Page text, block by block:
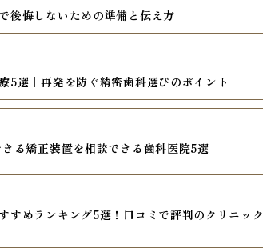
後悔しないための準備と伝え方
5選｜再発を防ぐ精密歯科選びのポイント
る矯正装置を相談できる歯科医院5選
すめランキング5選！口コミで評判のクリニック